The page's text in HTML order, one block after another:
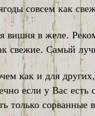
совсем как
вишня в желе.
свежие. Самый
как и для
если у Вас
только сорванные